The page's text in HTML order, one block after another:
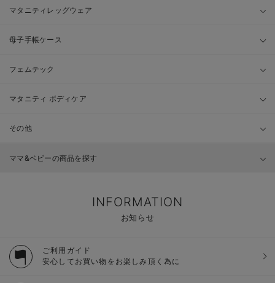
マタニティレッグウェア
母子手帳ケース
フェムテック
マタニティ ボディケア
その他
ママ&ベビーの商品を探す
INFORMATION
お知らせ
ご利用ガイド
安心してお買い物をお楽しみ頂く為に